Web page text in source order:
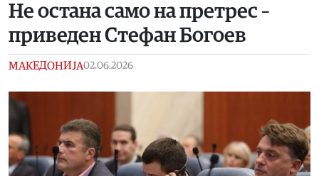
Не остана само на претрес –
приведен Стефан Богоев
МАКЕДОНИЈА02.06.2026